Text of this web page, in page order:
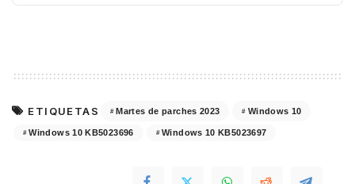
ETIQUETAS Martes de parches 2023 Windows 10
Windows 10 KB5023696 Windows 10 KB5023697